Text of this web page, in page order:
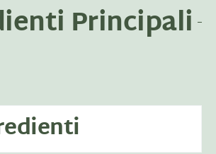
Principali